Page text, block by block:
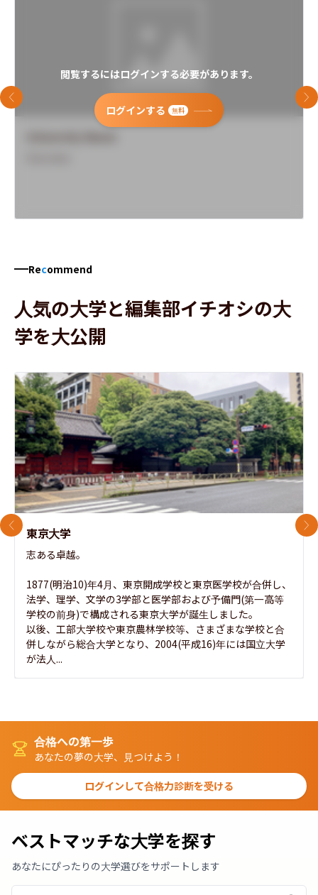
閲覧するにはログインする必要があります。
ログインする 無料
前のスライド 次
Recommend
人気の大学と編集部イチオシの大
学を大公開
東京大学
志ある卓越。
1877(明治10)年4月、東京開成学校と東京医学校が合併し、
法学、理学、文学の3学部と医学部および予備門(第一高等
学校の前身)で構成される東京大学が誕生しました。
以後、工部大学校や東京農林学校等、さまざまな学校と合
併しながら総合大学となり、2004(平成16)年には国立大学
が法人...
前のスライド 次
合格への第一歩
あなたの夢の大学、見つけよう！
ログインして合格力診断を受ける
ベストマッチな大学を探す
あなたにぴったりの大学選びをサポートします